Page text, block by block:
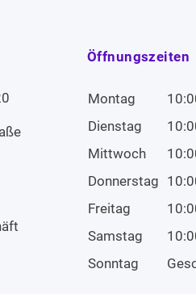
Öffnungszeiten
Montag
Dienstag
Mittwoch
Donnerstag
Freitag
Samstag
Sonntag